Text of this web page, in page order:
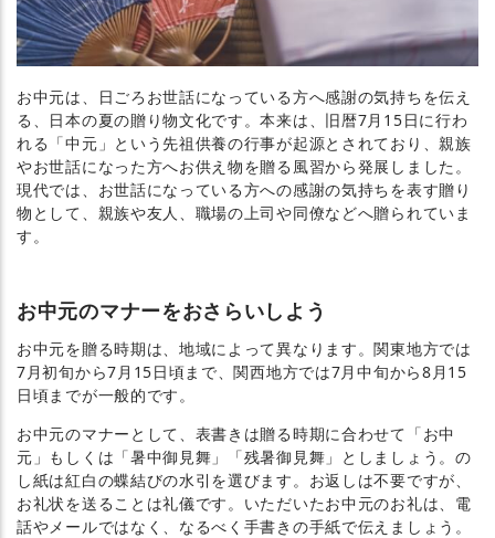
お中元は、日ごろお世話になっている方へ感謝の気持ちを伝え
る、日本の夏の贈り物文化です。本来は、旧暦7月15日に行わ
れる「中元」という先祖供養の行事が起源とされており、親族
やお世話になった方へお供え物を贈る風習から発展しました。
現代では、お世話になっている方への感謝の気持ちを表す贈り
物として、親族や友人、職場の上司や同僚などへ贈られていま
す。
お中元のマナーをおさらいしよう
お中元を贈る時期は、地域によって異なります。関東地方では
7月初旬から7月15日頃まで、関西地方では7月中旬から8月15
日頃までが一般的です。
お中元のマナーとして、表書きは贈る時期に合わせて「お中
元」もしくは「暑中御見舞」「残暑御見舞」としましょう。の
し紙は紅白の蝶結びの水引を選びます。お返しは不要ですが、
お礼状を送ることは礼儀です。いただいたお中元のお礼は、電
話やメールではなく、なるべく手書きの手紙で伝えましょう。